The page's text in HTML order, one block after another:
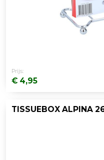
Prijs:
€ 4,95